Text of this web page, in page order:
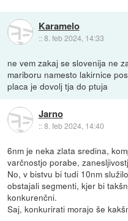
Karamelo
::8. feb 2024, 14:33
ne vem zakaj se slovenija ne
mariboru namesto lakirnice
placa je dovolj tja do ptuja
Jarno
::8. feb 2024, 14:40
6nm je neka zlata sredina,
varčnostjo porabe,
No, v bistvu bi tudi 10nm
obstajali segmenti, kjer bi
konkurenčni.
Saj, konkurirati morajo še